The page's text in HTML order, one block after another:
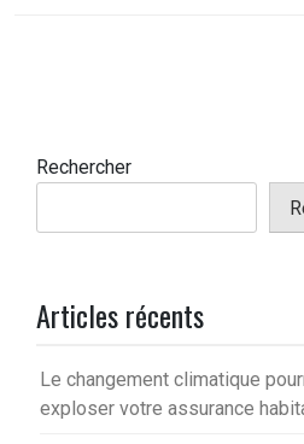
Rechercher
Articles récents
Le changement climatique
exploser votre assurance